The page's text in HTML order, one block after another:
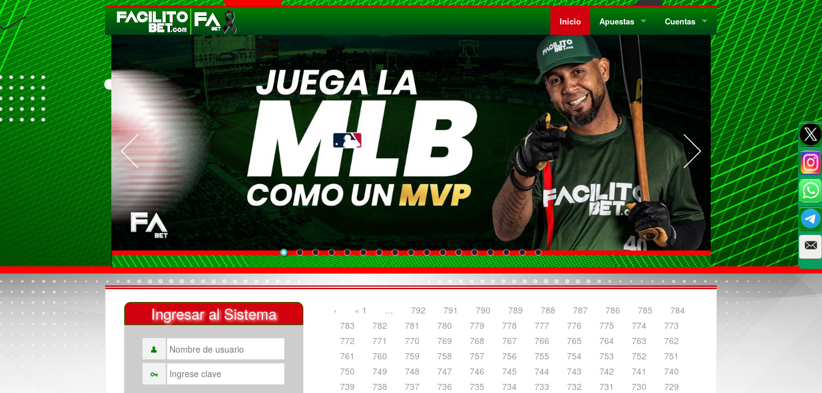
Inicio Apuestas
¿Quiénes Somos?
¿Qué es el Sistema Parley?
Privacidad
Códigos de Conducta
Como Jugar Bingo
Cuentas
Preguntas Frecuentes
Reglas Generales
Ingresar al Sistema ‹ « 1 … 792 791 790 789 788 787 786 785
784
783
782 781 780 779 778 777 776 775 774
773
772
771 770 769 768 767 766 765 764 763
762
761
760 759 758 757 756 755 754 753 752
751
750
749 748 747 746 745 744 743 742 741
740
739
738 737 736 735 734 733 732 731 730
729